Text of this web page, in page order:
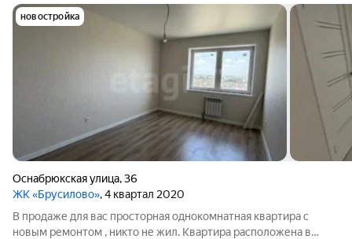
новостройка
Оснабрюкская улица,36
ЖК «Брусилово», 4 квартал 2020
В продаже для вас просторная однокомнатная квартира с
новым ремонтом , никто не жил. Квартира расположена в